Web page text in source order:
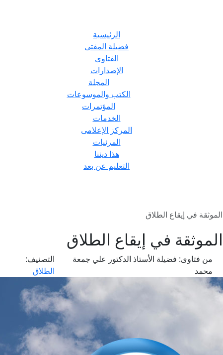
الرئيسية
فضيلة المفتى
الفتاوى
الإصدارات
المجلة
الكتب والموسوعات
المؤتمرات
الخدمات
المركز الإعلامى
المرئيات
هذا ديننا
التعليم عن بعد
في إيقاع الطلاق
في إيقاع الطلاق
من فتاوى: فضيلة الأستاذ الدكتور علي جمعة
محمد
التصنيف:
الطلاق